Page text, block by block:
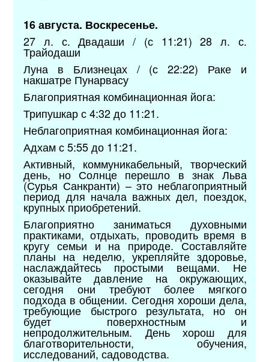
16 августа. Воскресенье.
27 л. с. Двадаши / (с 11:21) 28 л. с.
Трайодаши
Луна в Близнецах / (с 22:22) Раке и
накшатре Пунарвасу
Благоприятная комбинационная йога:
Трипушкар с 4:32 до 11:21.
Неблагоприятная комбинационная йога:
Адхам с 5:55 до 11:21.
Активный, коммуникабельный, творческий
день, но Солнце перешло в знак Льва
(Сурья Санкранти) – это неблагоприятный
период для начала важных дел, поездок,
крупных приобретений.
Благоприятно заниматься духовными
практиками, отдыхать, проводить время в
кругу семьи и на природе. Составляйте
планы на неделю, укрепляйте здоровье,
наслаждайтесь простыми вещами. Не
оказывайте давление на окружающих,
сегодня они требуют более мягкого
подхода в общении. Сегодня хороши дела,
требующие быстрого результата, но он
будет поверхностным и
непродолжительным. День хорош для
благотворительности, обучения,
исследований, садоводства.